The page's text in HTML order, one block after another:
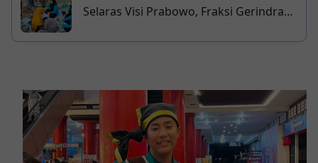
Selaras Visi Prabowo, Fraksi Gerindra